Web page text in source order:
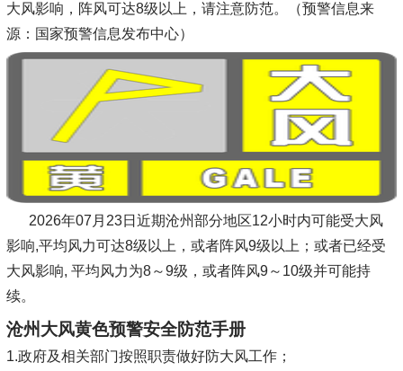
大风影响，阵风可达8级以上，请注意防范。（预警信息来
源：国家预警信息发布中心）
2026年07月23日近期沧州部分地区12小时内可能受大风
影响,平均风力可达8级以上，或者阵风9级以上；或者已经受
大风影响, 平均风力为8～9级，或者阵风9～10级并可能持
续。
沧州大风黄色预警安全防范手册
1.政府及相关部门按照职责做好防大风工作；